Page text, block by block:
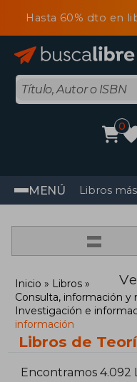
Hasta 60% dto en
0
MENÚ Libros
=
Inicio
Libros
Consulta, información y
Investigación e
información
Libros de
Encontramos 4.092